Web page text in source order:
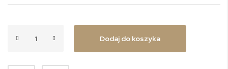
Dodaj do koszyka